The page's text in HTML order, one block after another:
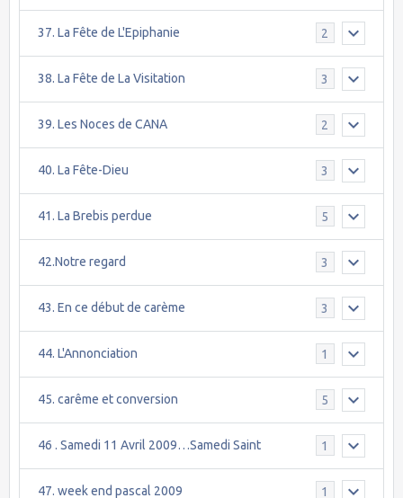
37. La Fête de L'Epiphanie 2
38. La Fête de La Visitation 3
39. Les Noces de CANA 2
40. La Fête-Dieu 3
41. La Brebis perdue 5
42.Notre regard 3
43. En ce début de carème 3
44. L'Annonciation 1
45. carême et conversion 5
46 . Samedi 11 Avril 2009…Samedi Saint 1
47. week end pascal 2009 1